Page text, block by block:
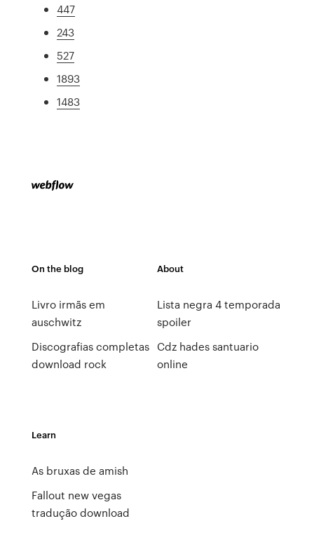
447
243
527
1893
1483
On the blog
Livro irmãs em
auschwitz
Discografias completas
download rock
About
Lista negra 4 temporada
spoiler
Cdz hades santuario
online
Learn
As bruxas de amish
Fallout new vegas
tradução download